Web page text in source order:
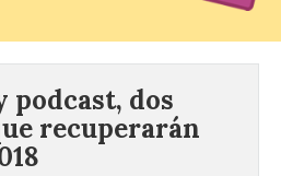
dos
recuperarán